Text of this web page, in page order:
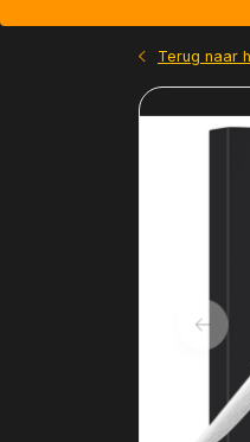
Terug naar